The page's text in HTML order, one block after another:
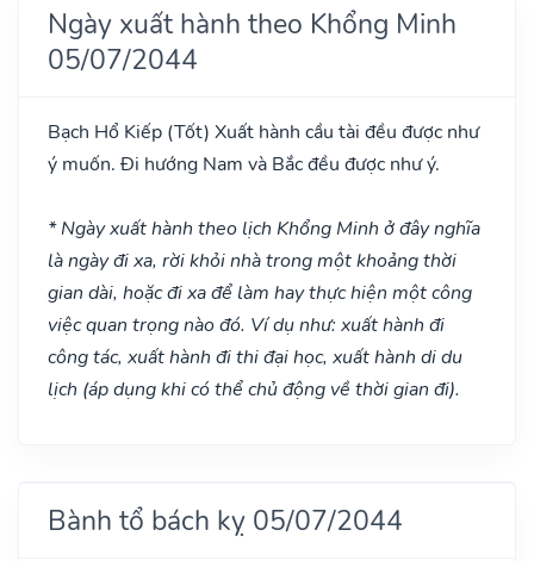
Ngày xuất hành theo Khổng Minh
05/07/2044
Bạch Hổ Kiếp (Tốt) Xuất hành cầu tài đều được như
ý muốn. Đi hướng Nam và Bắc đều được như ý.
* Ngày xuất hành theo lịch Khổng Minh ở đây nghĩa
là ngày đi xa, rời khỏi nhà trong một khoảng thời
gian dài, hoặc đi xa để làm hay thực hiện một công
việc quan trọng nào đó. Ví dụ như: xuất hành đi
công tác, xuất hành đi thi đại học, xuất hành di du
lịch (áp dụng khi có thể chủ động về thời gian đi).
Bành tổ bách kỵ 05/07/2044